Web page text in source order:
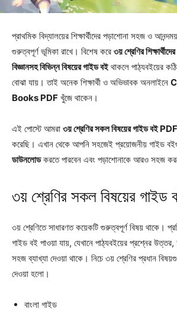
প্রাথমিক বিদ্যালয়ের শিক্ষার্থীদের পড়াশোনা সহজ ও
গুরুত্বপূর্ণ ভূমিকা রাখে। বিশেষ করে ৩য় শ্রেণির
বিজ্ঞানসহ বিভিন্ন বিষয়ের গাইড বইথাকলে পাঠ্যবইয়ের
বোঝা যায়। তাই অনেক শিক্ষার্থী ও অভিভাবক অনলাইনে
Books PDF খুঁজে থাকেন।
এই পোস্টে আমরা ৩য় শ্রেণির সকল বিষয়ের গাইড বই PDF
করেছি। এখান থেকে আপনি সহজেই প্রয়োজনীয় গাইড
ডাউনলোডকরতে পারবেন এবং পড়াশোনাকে আরও সহজ
৩য় শ্রেণির সকল বিষয়ের গাইড
৩য় শ্রেণিতে সাধারণত কয়েকটি গুরুত্বপূর্ণ বিষয় থাকে।
গাইড বই পাওয়া যায়, যেখানে পাঠ্যবইয়ের প্রশ্নের
সহজ ব্যাখ্যা দেওয়া থাকে। নিচে ৩য় শ্রেণির প্রধান
দেওয়া হলো।
বাংলা গাইড